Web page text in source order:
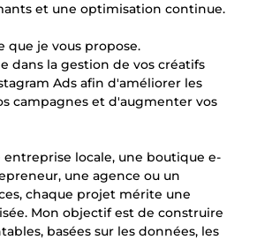
et une optimisation continue.
que je vous propose.
dans la gestion de vos créatifs
Ads afin d'améliorer les
campagnes et d'augmenter vos
entreprise locale, une boutique e-
une agence ou un
chaque projet mérite une
Mon objectif est de construire
basées sur les données, les